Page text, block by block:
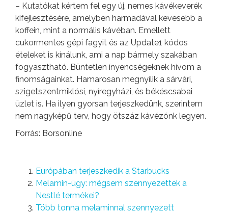
– Kutatókat kértem fel egy új, nemes kávékeverék
kifejlesztésére, amelyben harmadával kevesebb a
koffein, mint a normális kávéban. Emellett
cukormentes gépi fagyit és az Update1 kódos
ételeket is kínálunk, ami a nap bármely szakában
fogyasztható. Büntetlen ínyencségeknek hívom a
finomságainkat. Hamarosan megnyílik a sárvári,
szigetszentmiklósi, nyíregyházi, és békéscsabai
üzlet is. Ha ilyen gyorsan terjeszkedünk, szerintem
nem nagyképű terv, hogy ötszáz kávézónk legyen.
Forrás: Borsonline
Európában terjeszkedik a Starbucks
Melamin-ügy: mégsem szennyezettek a
Nestlé termékei?
Több tonna melaminnal szennyezett